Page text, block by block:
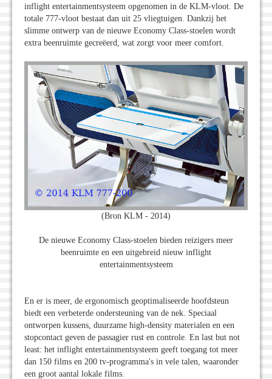
inflight entertainmentsysteem opgenomen in de KLM-vloot. De
totale 777-vloot bestaat dan uit 25 vliegtuigen. Dankzij het
slimme ontwerp van de nieuwe Economy Class-stoelen wordt
extra beenruimte gecreëerd, wat zorgt voor meer comfort.
(Bron KLM - 2014)
De nieuwe Economy Class-stoelen bieden reizigers meer
beenruimte en een uitgebreid nieuw inflight
entertainmentsysteem
En er is meer, de ergonomisch geoptimaliseerde hoofdsteun
biedt een verbeterde ondersteuning van de nek. Speciaal
ontworpen kussens, duurzame high-density materialen en een
stopcontact geven de passagier rust en controle. En last but not
least: het inflight entertainmentsysteem geeft toegang tot meer
dan 150 films en 200 tv-programma's in vele talen, waaronder
een groot aantal lokale films.